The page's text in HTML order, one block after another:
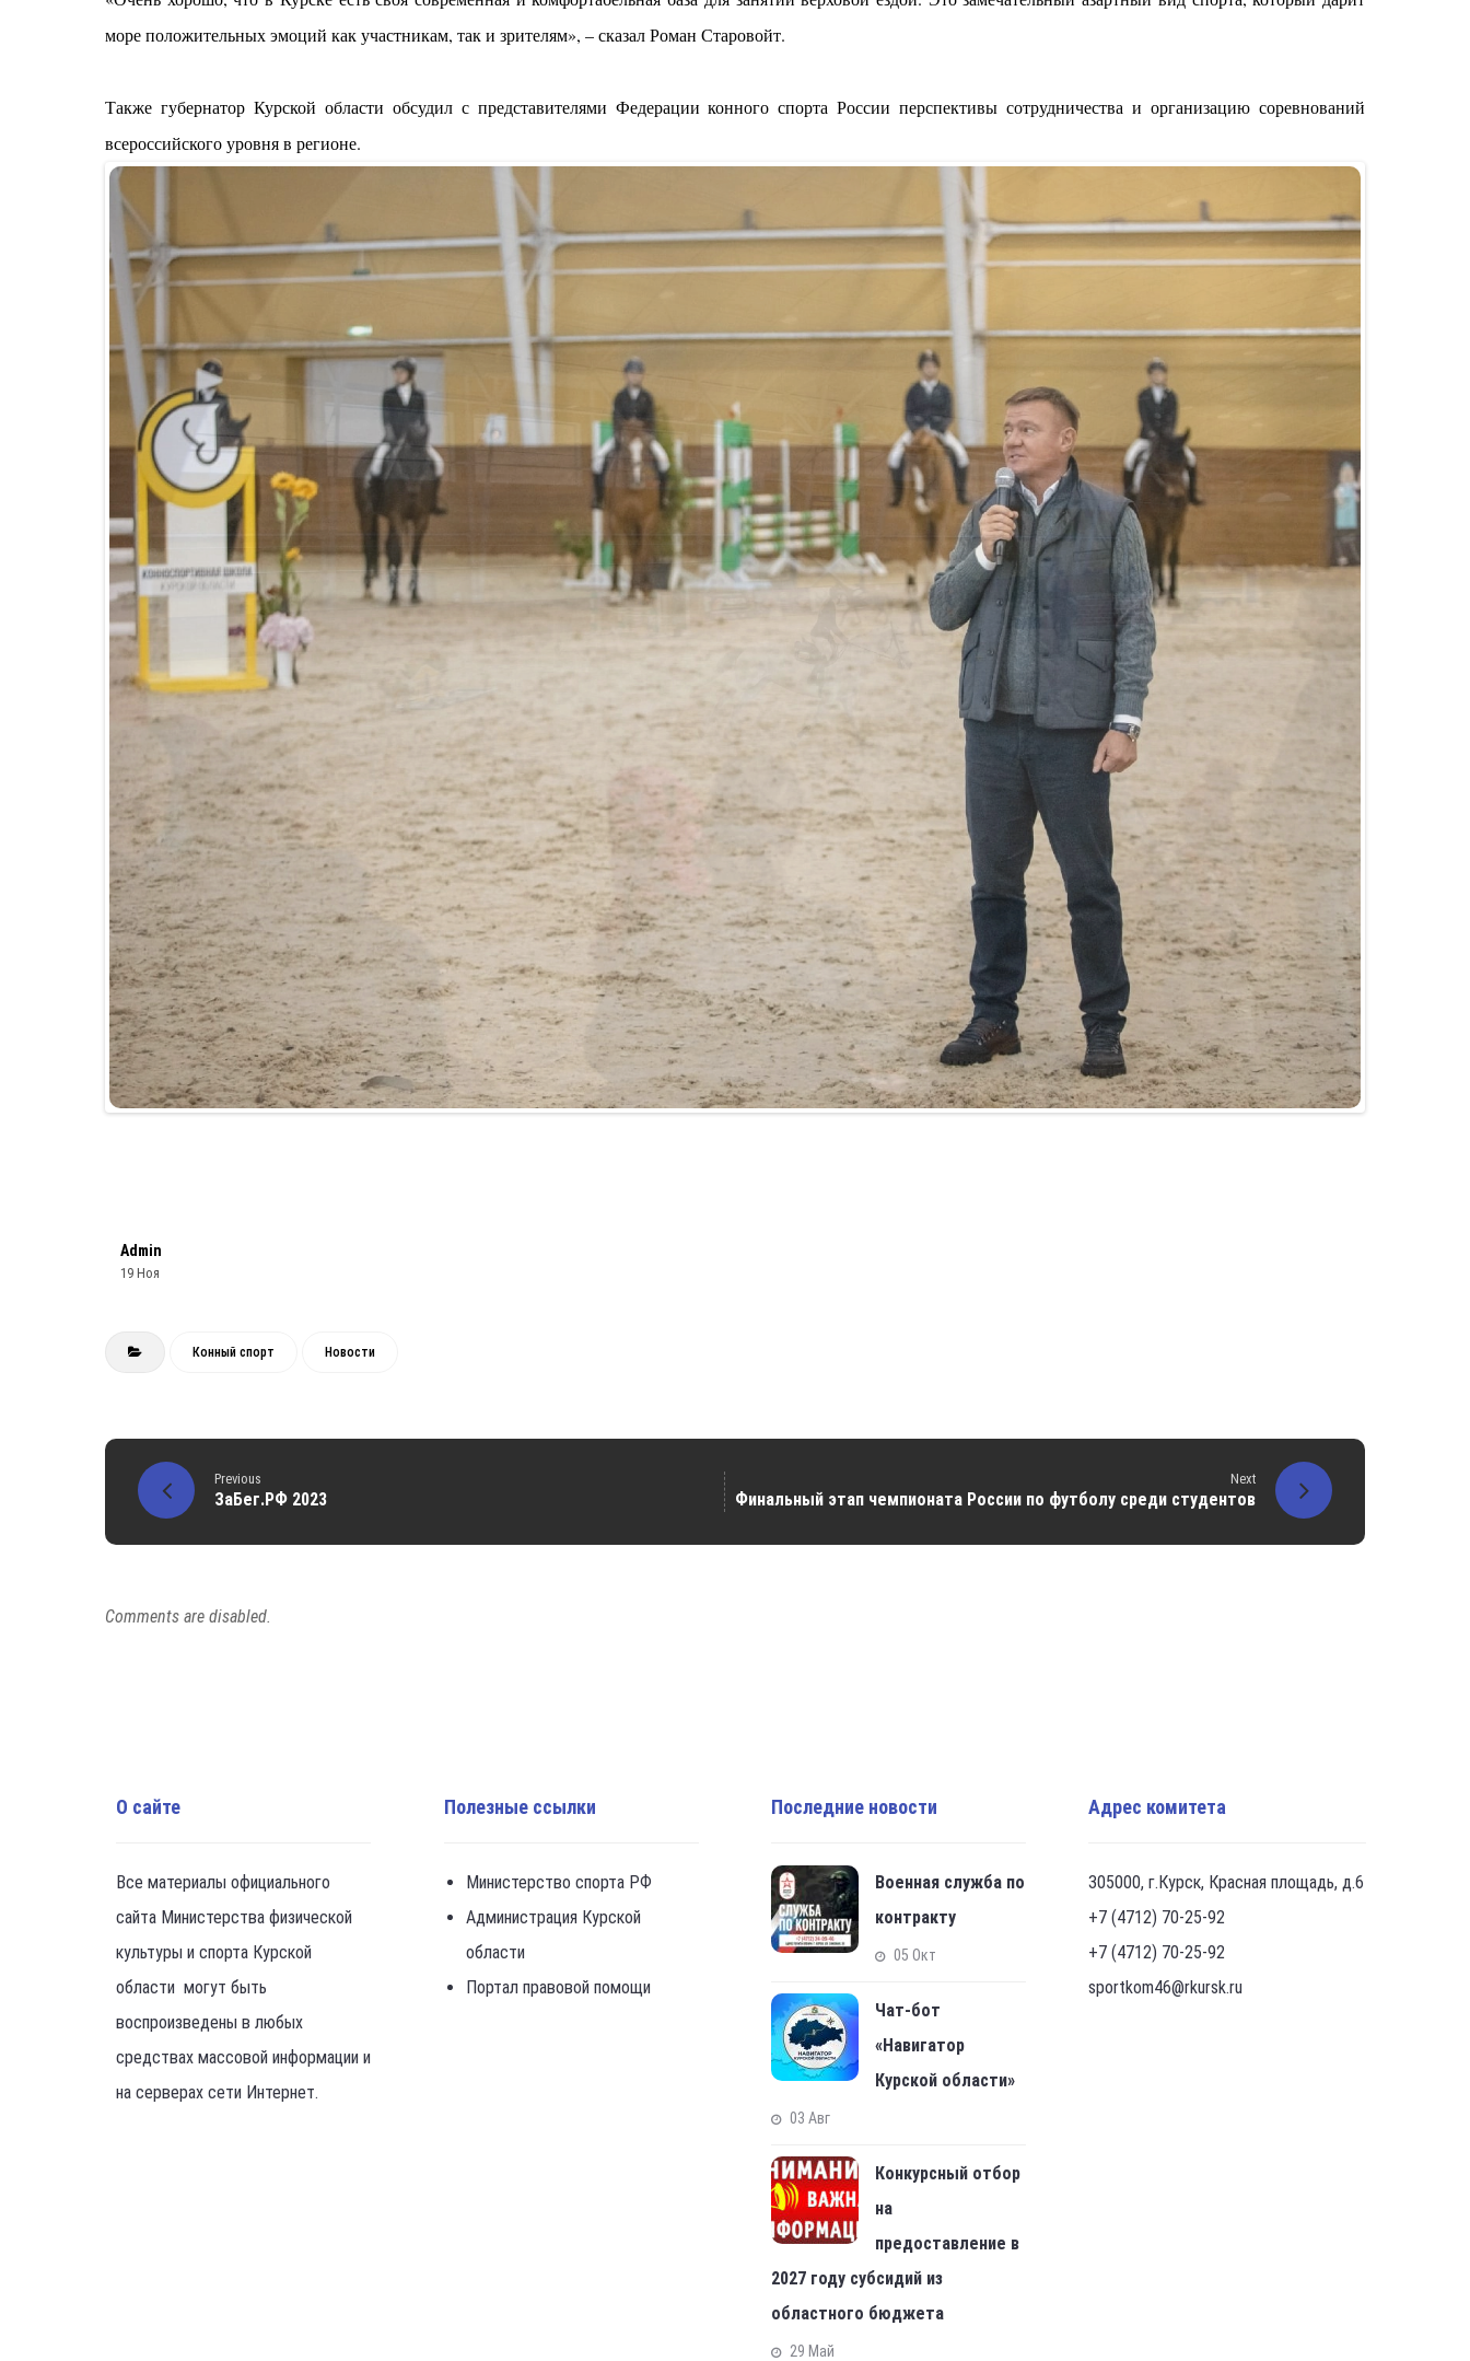
море положительных эмоций как участникам, так и зрителям», – сказал Роман Старовойт.
Также губернатор Курской области обсудил с представителями Федерации конного спорта России перспективы сотрудничества и организацию соревнований
всероссийского уровня в регионе.
Admin
19 Ноя
Конный спорт Новости
Previous
ЗаБег.РФ 2023
Next
Финальный этап чемпионата России по футболу среди студентов
Comments are disabled.
О сайте
Все материалы официального
сайта Министерства физической
культуры и спорта Курской
области могут быть
воспроизведены в любых
средствах массовой информации и
на серверах сети Интернет.
Полезные ссылки
Министерство спорта РФ
Администрация Курской
области
Портал правовой помощи
Последние новости
Военная служба по
контракту
05 Окт
Чат-бот
«Навигатор
Курской области»
03 Авг
Конкурсный отбор
на
предоставление в
2027 году субсидий из
областного бюджета
29 Май
Адрес комитета
305000, г.Курск, Красная площадь, д.6
+7 (4712) 70-25-92
+7 (4712) 70-25-92
sportkom46@rkursk.ru